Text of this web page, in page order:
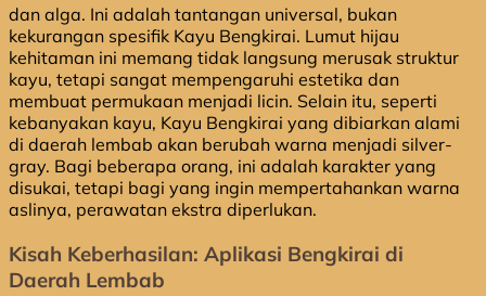
dan alga. Ini adalah tantangan universal, bukan
kekurangan spesifik Kayu Bengkirai. Lumut hijau
kehitaman ini memang tidak langsung merusak struktur
kayu, tetapi sangat mempengaruhi estetika dan
membuat permukaan menjadi licin. Selain itu, seperti
kebanyakan kayu, Kayu Bengkirai yang dibiarkan alami
di daerah lembab akan berubah warna menjadi silver-
gray. Bagi beberapa orang, ini adalah karakter yang
disukai, tetapi bagi yang ingin mempertahankan warna
aslinya, perawatan ekstra diperlukan.
Kisah Keberhasilan: Aplikasi Bengkirai di
Daerah Lembab